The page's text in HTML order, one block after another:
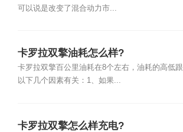
可以说是改变了混合动力市...
卡罗拉双擎油耗怎么样?
卡罗拉双擎百公里油耗在8个左右，油耗的高低跟
以下几个因素有关：1、如果...
卡罗拉双擎怎么样充电?